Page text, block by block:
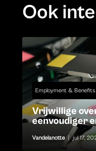
Ook
Employment & Benefits
Vrijwillige
eenvoudiger
Vandelanotte | jul 17,